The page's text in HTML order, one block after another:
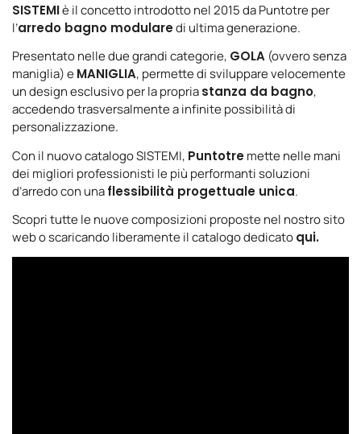
SISTEMIè il concetto introdotto nel 2015 da Puntotre per
l’arredo bagno modularedi ultima generazione.
Presentato nelle due grandi categorie, GOLA (ovvero senza
maniglia) eMANIGLIA, permette di sviluppare velocemente
un design esclusivo per la propriastanza da bagno,
accedendo trasversalmente a infinite possibilità di
personalizzazione.
Con il nuovo catalogo SISTEMI, Puntotremette nelle mani
dei migliori professionisti le più performanti soluzioni
d’arredo con unaflessibilità progettuale unica.
Scopri tutte le nuove composizioni proposte nel nostro sito
web o scaricando liberamente il catalogo dedicatoqui.